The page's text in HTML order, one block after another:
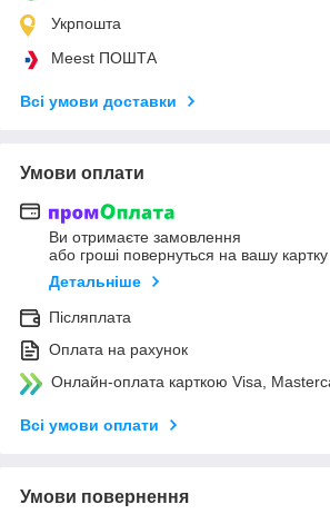
Укрпошта
Meest ПОШТА
Всі умови доставки
Умови оплати
Ви отримаєте замовлення
або гроші повернуться на вашу картку
Детальніше
Післяплата
Оплата на рахунок
Онлайн-оплата карткою Visa,
Всі умови оплати
Умови повернення